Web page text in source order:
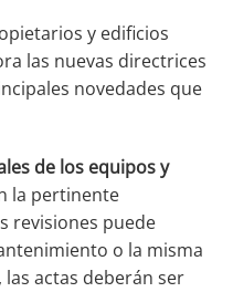
y edificios
las nuevas directrices
novedades que
de los equipos y
la pertinente
revisiones puede
o la misma
actas deberán ser